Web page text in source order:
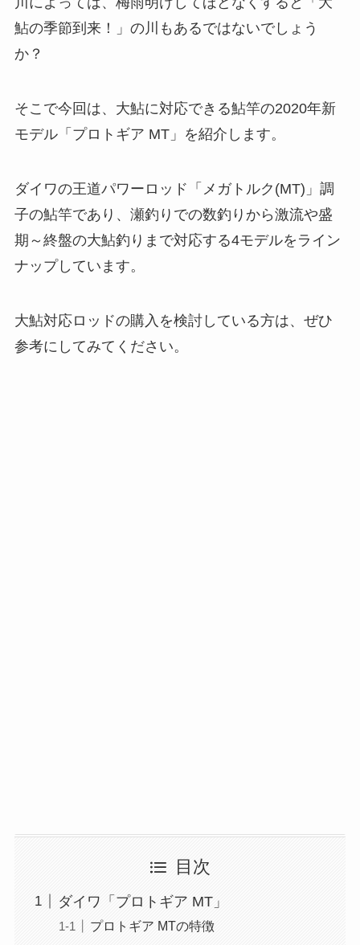
鮎の季節到来！」の川もあるではないでしょう
か？
そこで今回は、大鮎に対応できる鮎竿の2020年新
モデル「プロトギア MT」を紹介します。
ダイワの王道パワーロッド「メガトルク(MT)」調
子の鮎竿であり、瀬釣りでの数釣りから激流や盛
期～終盤の大鮎釣りまで対応する4モデルをライン
ナップしています。
大鮎対応ロッドの購入を検討している方は、ぜひ
参考にしてみてください。
目次
ダイワ「プロトギア MT」
プロトギア MTの特徴